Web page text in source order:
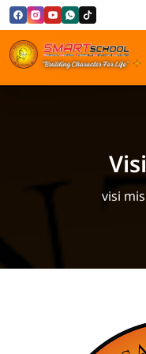
Skip to Content
SMP Santa
visi